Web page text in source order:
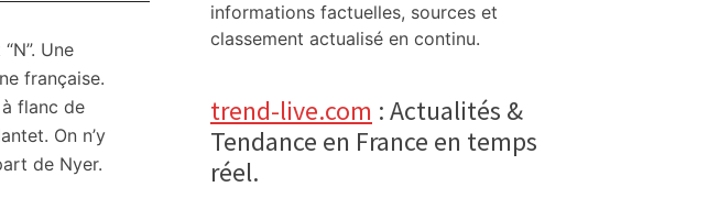
Une
française.
flanc de
On n’y
de Nyer.
informations factuelles, sources et
classement actualisé en continu.
trend-live.com : Actualités &
Tendance en France en temps
réel.